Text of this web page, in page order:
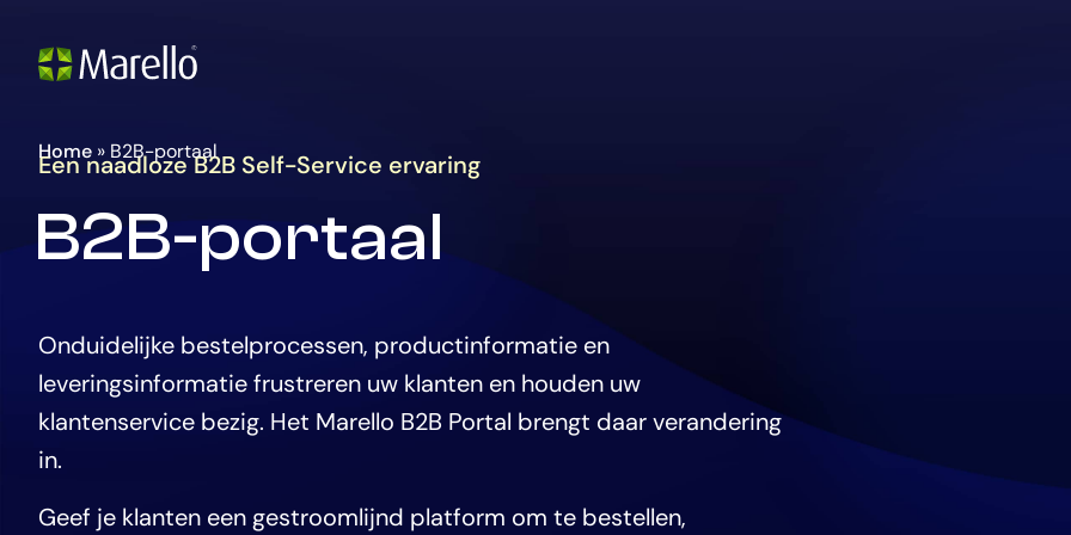
Homepage
Home » B2B-portaal
Een naadloze B2B Self-Service ervaring
B2B-portaal
Onduidelijke bestelprocessen, productinformatie en
leveringsinformatie frustreren uw klanten en houden uw
klantenservice bezig. Het Marello B2B Portal brengt daar verandering
in.
Geef je klanten een gestroomlijnd platform om te bestellen,